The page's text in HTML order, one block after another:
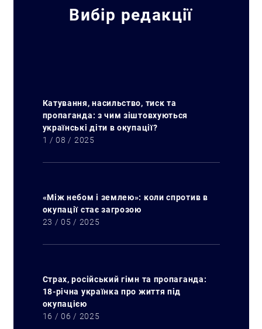
Вибір редакції
Катування, насильство, тиск та
пропаганда: з чим зіштовхуються
українські діти в окупації?
1 / 08 / 2025
«Між небом і землею»: коли спротив в
окупації стає загрозою
23 / 05 / 2025
Страх, російський гімн та пропаганда:
18-річна українка про життя під
окупацією
16 / 06 / 2025